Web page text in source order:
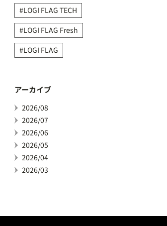
LOGI FLAG TECH
LOGI FLAG Fresh
LOGI FLAG
アーカイブ
2026/08
2026/07
2026/06
2026/05
2026/04
2026/03